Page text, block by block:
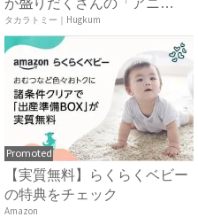
ア ...
タカラトミー｜Hugkum
Promoted
【実質無料】らくらくベビー
の特典をチェック
Amazon